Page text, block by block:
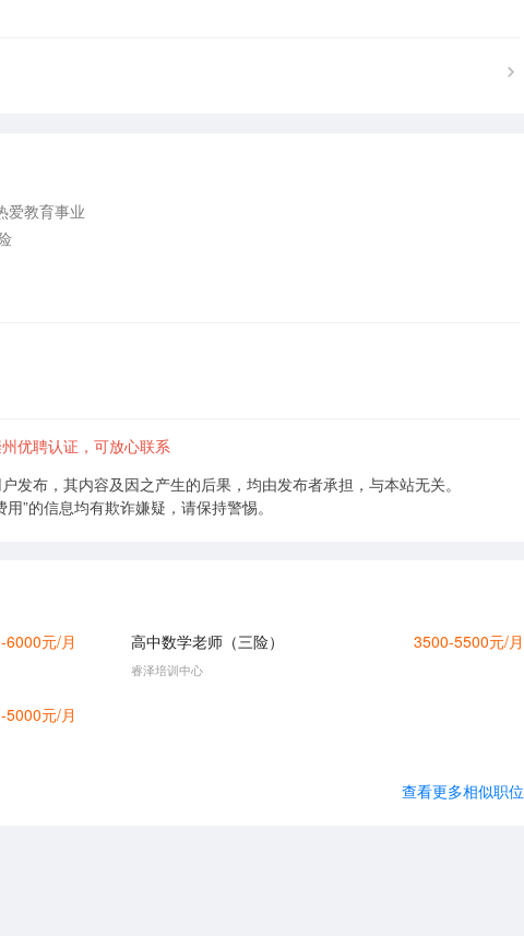
爱教育事业
优聘认证，可放心联系
发布，其内容及因之产生的后果，均由发布者承担，与本站无关。
”的信息均有欺诈嫌疑，请保持警惕。
6000元/月 高中数学老师（三险） 3500-5500元/月
睿泽培训中心
5000元/月
查看更多相似职位